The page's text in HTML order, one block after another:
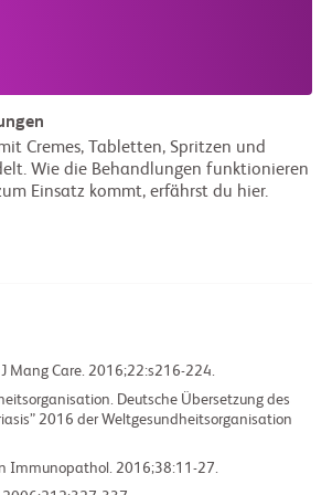
Cremes, Tabletten, Spritzen und
Wie die Behandlungen funktionieren
Einsatz kommt, erfährst du hier.
Mang Care. 2016;22:s216-224.
Deutsche Übersetzung des
2016 der Weltgesundheitsorganisation
Immunopathol. 2016;38:11-27.